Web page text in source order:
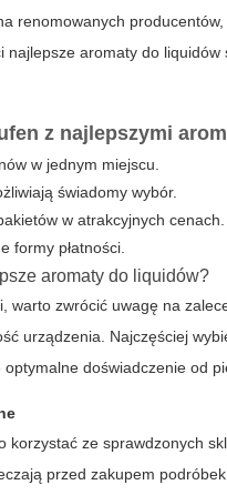
renomowanych
najlepsze aromaty do liquidów
z najlepszymi
w jednym miejscu.
świadomy wybór.
w atrakcyjnych cenach.
formy płatności.
aromaty do liquidów?
warto zwrócić uwagę na
urządzenia. Najczęściej
doświadczenie od
korzystać ze sprawdzonych
przed zakupem